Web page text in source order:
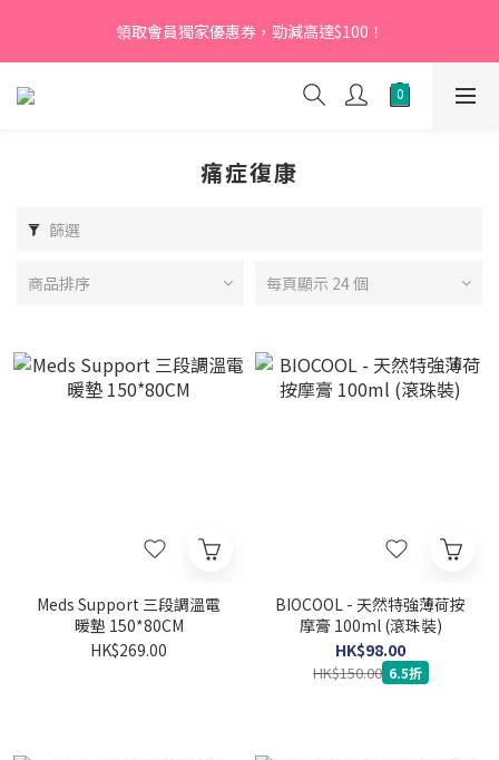
【新會員】即日起至2026月12月31日，首次下單輸入優惠碼
「NEW95」即可享95折
領取會員獨家優惠券，勁減高達$100！
【新會員】即日起至2026月12月31日，首次下單輸入優惠碼
「NEW95」即可享95折
痛症復康
篩選
商品排序 每頁顯示 24 個
Meds Support 三段調溫電
暖墊 150*80CM
HK$269.00
BIOCOOL - 天然特強薄荷按
摩膏 100ml (滾珠裝)
HK$98.00
HK$150.00 6.5折